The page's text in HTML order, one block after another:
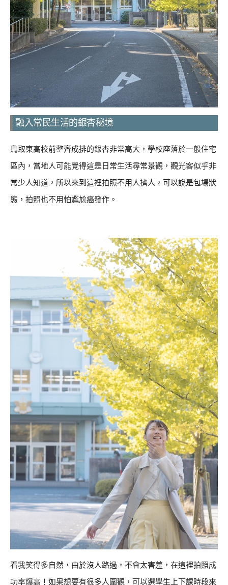
融入常民生活的銀杏秘境
鳥取東高校前整齊成排的銀杏非常高大，學校座落於一般住宅
區內，當地人可能覺得這是日常生活尋常景觀，觀光客似乎非
常少人知道，所以來到這裡拍照不用人擠人，可以說是包場狀
態，拍照也不用怕尷尬癌發作。
看我笑得多自然，由於沒人路過，不會太害羞，在這裡拍照成
功率爆高！如果想要有很多人圍觀，可以選學生上下課時段來